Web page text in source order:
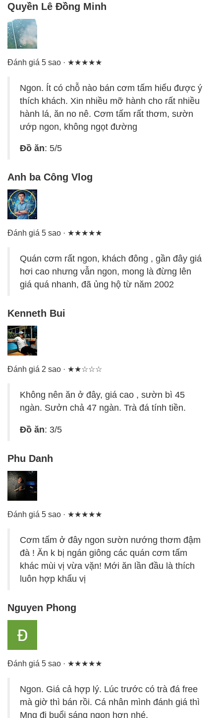
Quyền Lê Đồng Minh
Đánh giá 5 sao · ★★★★★
Ngon. Ít có chỗ nào bán cơm tấm hiểu được ý
thích khách. Xin nhiều mỡ hành cho rất nhiều
hành lá, ăn no nê. Cơm tấm rất thơm, sườn
ướp ngon, không ngọt đường
Đồ ăn: 5/5
Anh ba Công Vlog
Đánh giá 5 sao · ★★★★★
Quán cơm rất ngon, khách đông , gần đây giá
hơi cao nhưng vẫn ngon, mong là đừng lên
giá quá nhanh, đã ủng hộ từ năm 2002
Kenneth Bui
Đánh giá 2 sao · ★★☆☆☆
Không nên ăn ở đây, giá cao , sườn bì 45
ngàn. Sưởn chả 47 ngàn. Trà đá tính tiền.
Đồ ăn: 3/5
Phu Danh
Đánh giá 5 sao · ★★★★★
Cơm tấm ở đây ngon sườn nướng thơm đậm
đà ! Ăn k bị ngán giông các quán cơm tấm
khác mùi vị vừa vặn! Mới ăn lần đầu là thích
luôn hợp khẩu vị
Nguyen Phong
Đánh giá 5 sao · ★★★★★
Ngon. Giá cả hợp lý. Lúc trước có trà đá free
mà giờ thì bán rồi. Cá nhân mình đánh giá thì
Mng đi buổi sáng ngon hơn nhé.